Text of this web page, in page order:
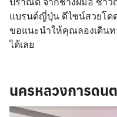
แบรนด์ญี่ปุ่น ดีไซน์สวยโดด
ขอแนะนำให้คุณลองเดิน
ได้เลย
นครหลวงการดน